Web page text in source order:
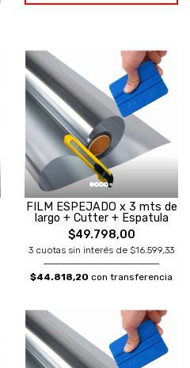
FILM ESPEJADO x 3 mts de
largo + Cutter + Espatula
$49.798,00
3 cuotas sin interés de $16.599,33
$44.818,20 con transferencia